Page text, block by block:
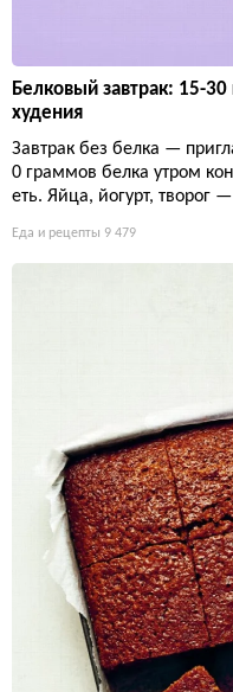
Белковый завтрак: 15-
худения
Завтрак без белка —
0 граммов белка утром
еть. Яйца, йогурт, творог
Еда и рецепты 9 479